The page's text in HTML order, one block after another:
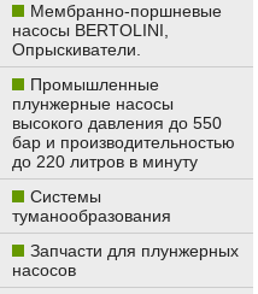
Мембранно-поршневые
насосы BERTOLINI,
Опрыскиватели.
Промышленные
плунжерные насосы
высокого давления до 550
бар и производительностью
до 220 литров в минуту
Системы
туманообразования
Запчасти для плунжерных
насосов